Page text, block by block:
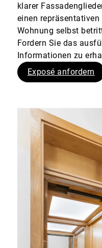
klarer
einen
Wohnung selbst
Fordern Sie das
Informationen zu
Exposé anfordern